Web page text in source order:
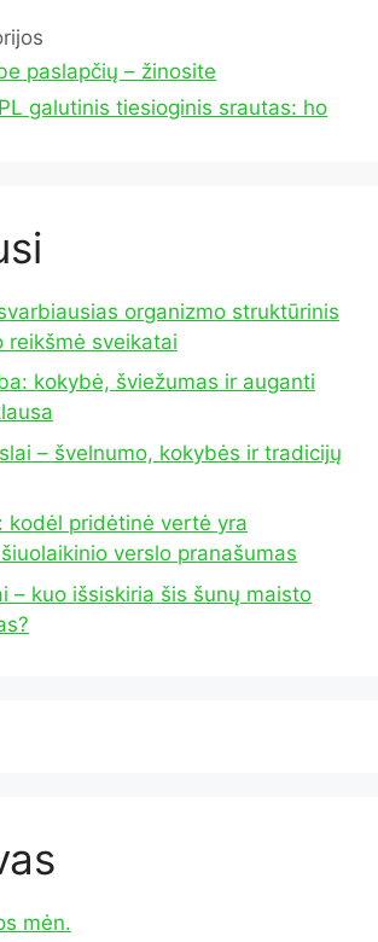
paslapčių – žinosite
galutinis tiesioginis srautas: ho
organizmo struktūrinis
reikšmė sveikatai
kokybė, šviežumas ir auganti
– švelnumo, kokybės ir tradicijų
kodėl pridėtinė vertė yra
verslo pranašumas
– kuo išsiskiria šis šunų maisto
mėn.